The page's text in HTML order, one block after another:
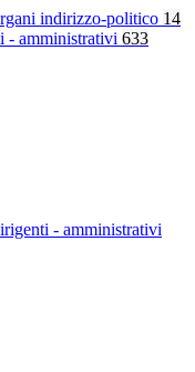
indirizzo-politico 14
- amministrativi 633
- amministrativi